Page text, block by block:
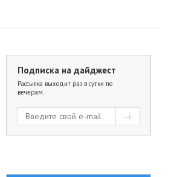
Подписка на дайджест
Рассылка выходит раз в сутки по
вечерам.